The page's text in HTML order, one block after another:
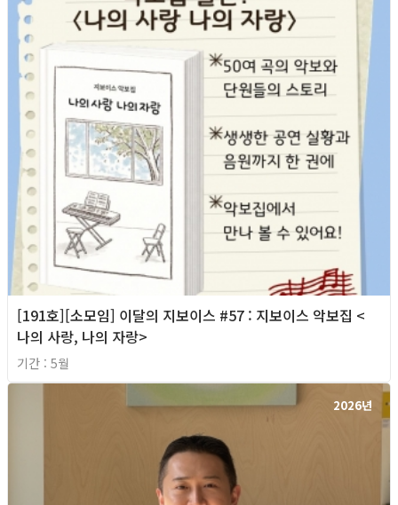
[191호][소모임] 이달의 지보이스 #57 : 지보이스 악보집 <
나의 사랑, 나의 자랑>
기간 : 5월
2026년